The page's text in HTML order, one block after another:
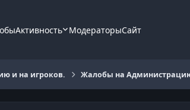
Активность МодераторыСайт
и на игроков. Жалобы на